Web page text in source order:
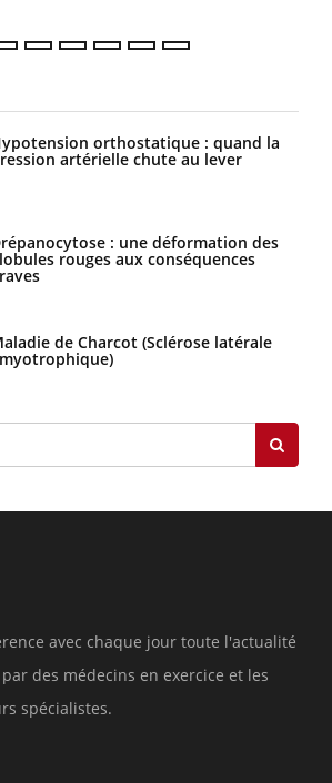
orthostatique : quand la
artérielle chute au lever
: une déformation des
rouges aux conséquences
de Charcot (Sclérose latérale
avec chaque jour toute l'actualité
des médecins en exercice et les
spécialistes.